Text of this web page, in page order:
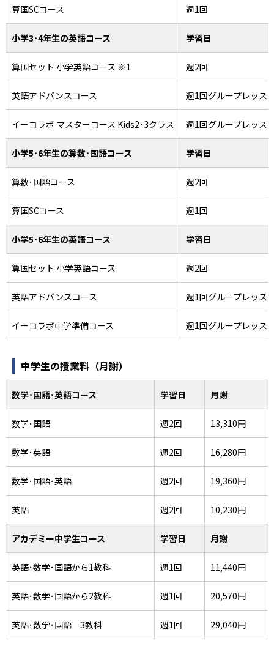
算国SCコース 週1回
小学3･4年生の英語コース 学習日
算国セット 小学英語コース ※1 週2回
英語アドバンスコース 週1回グループレッス
イーコラボ マスターコース Kids2･3クラス 週1回グループレッス
小学5･6年生の算数･国語コース 学習日
算数･国語コース 週2回
算国SCコース 週1回
小学5･6年生の英語コース 学習日
算国セット 小学英語コース 週2回
英語アドバンスコース 週1回グループレッス
イーコラボ中学準備コース 週1回グループレッス
中学生の授業料（月謝）
数学･国語･英語コース 学習日 月謝
数学･国語 週2回 13,310円
数学･英語 週2回 16,280円
数学･国語･英語 週2回 19,360円
英語 週2回 10,230円
アカデミー中学生コース 学習日 月謝
英語･数学･国語から1教科 週1回 11,440円
英語･数学･国語から2教科 週1回 20,570円
英語･数学･国語 3教科 週1回 29,040円